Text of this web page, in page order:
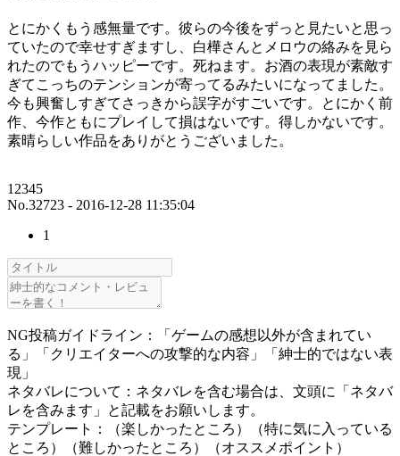
とにかくもう感無量です。彼らの今後をずっと見たいと思っ
ていたので幸せすぎますし、白樺さんとメロウの絡みを見ら
れたのでもうハッピーです。死ねます。お酒の表現が素敵す
ぎてこっちのテンションが寄ってるみたいになってました。
今も興奮しすぎてさっきから誤字がすごいです。とにかく前
作、今作ともにプレイして損はないです。得しかないです。
素晴らしい作品をありがとうございました。
12345
No.32723 - 2016-12-28 11:35:04
1
NG投稿ガイドライン：「ゲームの感想以外が含まれてい
る」「クリエイターへの攻撃的な内容」「紳士的ではない表
現」
ネタバレについて：ネタバレを含む場合は、文頭に「ネタバ
レを含みます」と記載をお願いします。
テンプレート：（楽しかったところ）（特に気に入っている
ところ）（難しかったところ）（オススメポイント）